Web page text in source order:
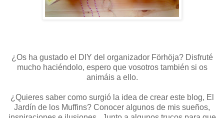
¿Os ha gustado el DIY del organizador Förhöja? Disfruté
mucho haciéndolo, espero que vosotros también si os
animáis a ello.
¿Quieres saber como surgió la idea de crear este blog, El
Jardín de los Muffins? Conocer algunos de mis sueños,